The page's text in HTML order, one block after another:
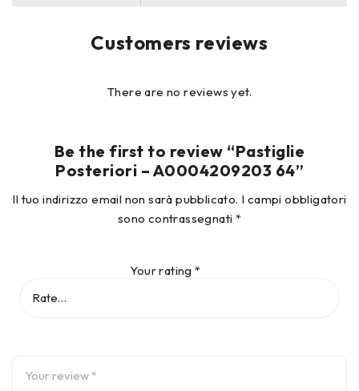
Customers reviews
There are no reviews yet.
Be the first to review “Pastiglie
Posteriori – A0004209203 64”
Il tuo indirizzo email non sarà pubblicato. I campi obbligatori
sono contrassegnati *
Your rating*